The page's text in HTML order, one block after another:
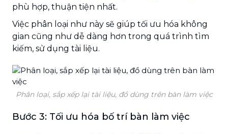
phù hợp, thuận tiện nhất.
Việc phân loại như này sẽ giúp tối ưu hóa không
gian cũng như dễ dàng hơn trong quá trình tìm
kiếm, sử dụng tài liệu.
Phân loại, sắp xếp lại tài liệu, đồ dùng trên bàn làm việc
Bước 3: Tối ưu hóa bố trí bàn làm việc